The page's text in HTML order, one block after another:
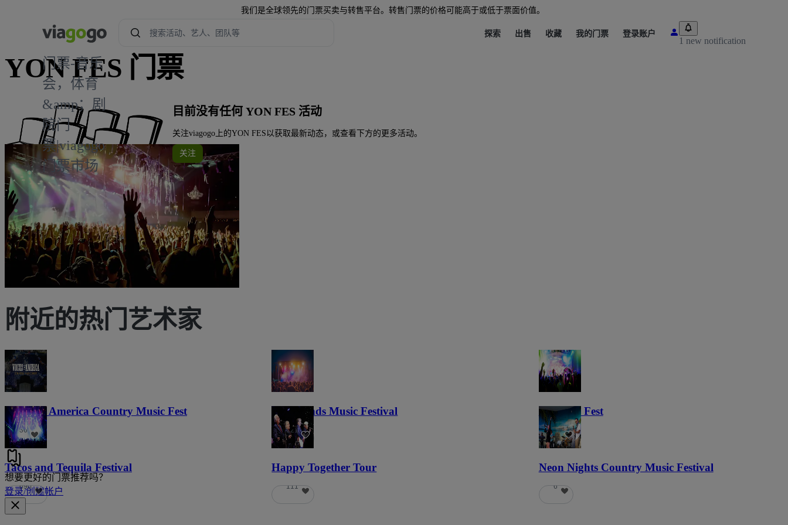
我们是全球领先的门票买卖与转售平台。转售门票的价格可能高于或低于票面价值。
门票-音乐
会，体育
&amp；剧
院门
票|viagogo
门票市场
探索 出售 收藏 我的门票 登录账户
1 new notification
YON FES 门票
目前没有任何 YON FES 活动
关注viagogo上的YON FES以获取最新动态，或查看下方的更多活动。
关注
附近的热门艺术家
Voices of America Country Music Fest
36
Lost Lands Music Festival
121
Haunted Fest
58
Tacos and Tequila Festival
690
Happy Together Tour
111
Neon Nights Country Music Festival
6
想要更好的门票推荐吗？
登录/创建帐户